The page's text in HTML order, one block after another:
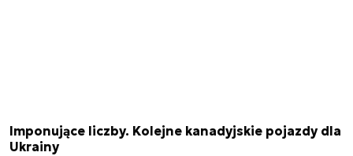
Imponujące liczby. Kolejne kanadyjskie pojazdy dla
Ukrainy